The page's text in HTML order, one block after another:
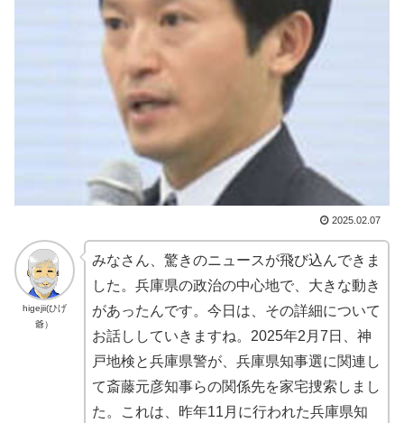
2025.02.07
higejii(ひげ
爺）
みなさん、驚きのニュースが飛び込んできま
した。兵庫県の政治の中心地で、大きな動き
があったんです。今日は、その詳細について
お話ししていきますね。2025年2月7日、神
戸地検と兵庫県警が、兵庫県知事選に関連し
て斎藤元彦知事らの関係先を家宅捜索しまし
た。これは、昨年11月に行われた兵庫県知